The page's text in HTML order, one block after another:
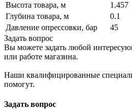
Высота товара, м
1.457
Глубина товара, м
0.1
Давление опрессовки, бар
45
Задать вопрос
Вы можете задать любой
или работе магазина.
Наши квалифицированные
помогут.
Задать вопрос